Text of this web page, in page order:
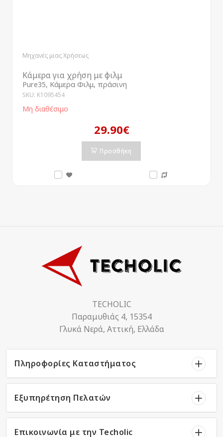
Μηχανές μιας Χρήσεως
Κάμερα για χρήση με φιλμ
Pure35, Κάμερα Φιλμ, πράσινη
SKU: K1095454
Μη διαθέσιμο
29.90€
Προσθήκη
TECHOLIC
Παραμυθιάς 4, 15354
Γλυκά Νερά, Αττική, Ελλάδα
Πληροφορίες Καταστήματος
Εξυπηρέτηση Πελατών
Επικοινωνία με την Techolic